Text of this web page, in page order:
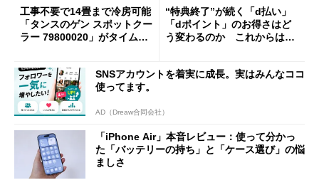
工事不要で14畳まで冷房可能
「タンスのゲン スポットクー
ラー 79800020」がタイムセ
“特典終了”が続く「d払い」
「dポイント」のお得さはど
う変わるのか これからは
SNSアカウントを着実に成長。実はみんなココ
使ってます。
AD（Dreaw合同会社）
「iPhone Air」本音レビュー：使って分かっ
た「バッテリーの持ち」と「ケース選び」の悩
ましさ